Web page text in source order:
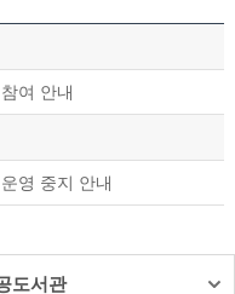
여 안내
영 중지 안내
도서관